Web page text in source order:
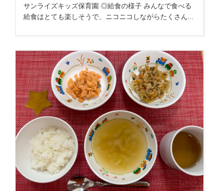
サンライズキッズ保育園 ◎給食の様子 みんなで食べる
給食はとても楽しそうで、ニコニコしながらたくさん...